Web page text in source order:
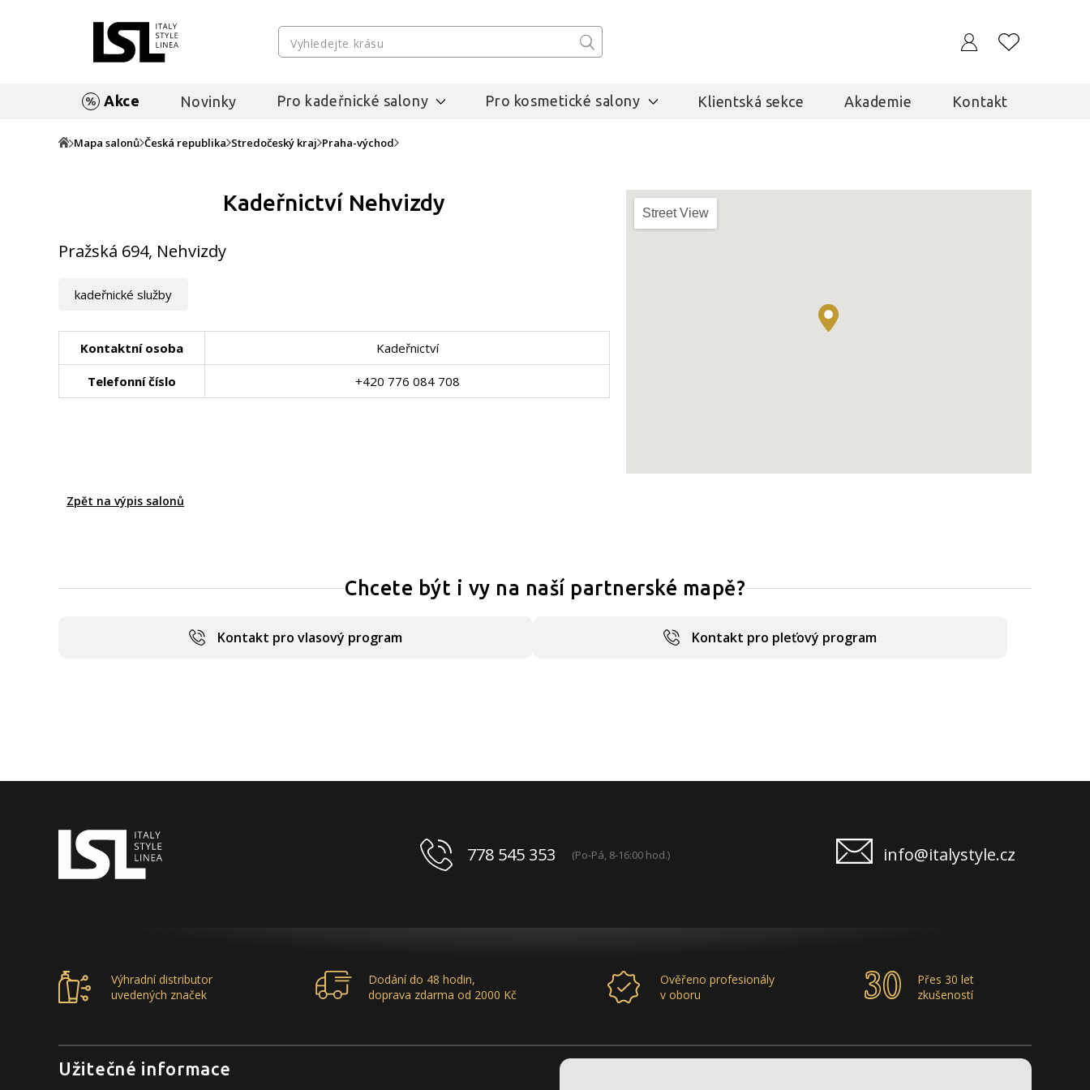
Akce Novinky Pro kadeřnické salony Pro kosmetické salony Klientská sekce Akademie Kontakt
Mapa salonů Česká republika Stredočeský kraj Praha-východ
Kadeřnictví Nehvizdy
Pražská 694, Nehvizdy
kadeřnické služby
Kontaktní osoba Kadeřnictví
Telefonní číslo +420 776 084 708
Street View
Zpět na výpis salonů
Chcete být i vy na naší partnerské mapě?
Kontakt pro vlasový program Kontakt pro pleťový program
778 545 353 (Po-Pá, 8-16:00 hod.) info@italystyle.cz
Výhradní distributor
uvedených značek
Dodání do 48 hodin,
doprava zdarma od 2000 Kč
Ověřeno profesionály
v oboru
Přes 30 let
zkušeností
Užitečné informace